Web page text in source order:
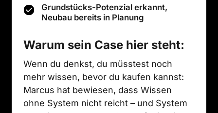
Grundstücks-Potenzial erkannt,
Neubau bereits in Planung
Warum sein Case hier steht:
Wenn du denkst, du müsstest noch
mehr wissen, bevor du kaufen kannst:
Marcus hat bewiesen, dass Wissen
ohne System nicht reicht – und System